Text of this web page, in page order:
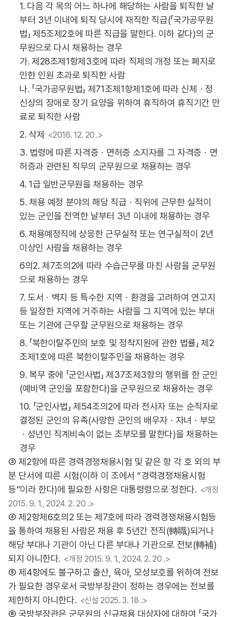
1. 다음 각 목의 어느 하나에 해당하는 사람을 퇴직한 날
부터 3년 이내에 퇴직 당시에 재직한 직급(「국가공무원
법」 제5조제2호에 따른 직급을 말한다. 이하 같다)의 군
무원으로 다시 채용하는 경우
가. 제28조제1항제3호에 따라 직제의 개정 또는 폐지로
인한 인원 초과로 퇴직한 사람
나. 「국가공무원법」 제71조제1항제1호에 따라 신체ㆍ정
신상의 장애로 장기 요양을 위하여 휴직하여 휴직기간 만
료로 퇴직한 사람
2. 삭제
<2016. 12. 20 .>
3. 법령에 따른 자격증ㆍ면허증 소지자를 그 자격증ㆍ면
허증과 관련된 직무의 군무원으로 채용하는 경우
4. 1급 일반군무원을 채용하는 경우
5. 채용 예정 분야의 해당 직급ㆍ직위에 근무한 실적이
있는 군인을 전역한 날부터 3년 이내에 채용하는 경우
6. 채용예정직에 상응한 근무실적 또는 연구실적이 2년
이상인 사람을 채용하는 경우
6의2. 제7조의2에 따라 수습근무를 마친 사람을 군무원
으로 채용하는 경우
7. 도서ㆍ벽지 등 특수한 지역ㆍ환경을 고려하여 연고지
등 일정한 지역에 거주하는 사람을 그 지역에 있는 부대
또는 기관에 근무할 군무원으로 채용하는 경우
8. 「북한이탈주민의 보호 및 정착지원에 관한 법률」 제2
조제1호에 따른 북한이탈주민을 채용하는 경우
9. 복무 중에 「군인사법」 제37조제3항의 행위를 한 군인
(예비역 군인을 포함한다)을 군무원으로 채용하는 경우
10. 「군인사법」 제54조의2에 따라 전사자 또는 순직자로
결정된 군인의 유족(사망한 군인의 배우자ㆍ자녀ㆍ부모
ㆍ성년인 직계비속이 없는 조부모를 말한다)을 채용하는
경우
③ 제2항에 따른 경력경쟁채용시험 및 같은 항 각 호 외의 부
분 단서에 따른 시험(이하 이 조에서 “경력경쟁채용시험
등”이라 한다)에 필요한 사항은 대통령령으로 정한다. <개정
2015. 9. 1., 2024. 2. 20 .>
④ 제2항제6호의2 또는 제7호에 따라 경력경쟁채용시험등
을 통하여 채용된 사람은 채용 후 5년간 전직(轉職)되거나
해당 부대나 기관이 아닌 다른 부대나 기관으로 전보(轉補)
되지 아니한다. <개정 2015. 9. 1., 2024. 2. 20 .>
⑤ 제4항에도 불구하고 출산, 육아, 모성보호를 위하여 전보
가 필요한 경우로서 국방부장관이 정하는 경우에는 전보를
제한하지 아니한다. <신설 2025. 3. 18 .>
⑥ 국방부장관은 군무원의 신규채용 대상자에 대하여 「국가